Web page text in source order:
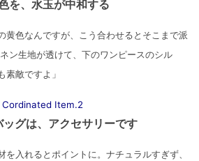
を、水玉が中和する
黄色なんですが、こう合わせるとそこまで派
ン生地が透けて、下のワンピースのシル
素敵ですよ」
Cordinated Item.2
ッグは、アクセサリーです
を入れるとポイントに。ナチュラルすぎず、